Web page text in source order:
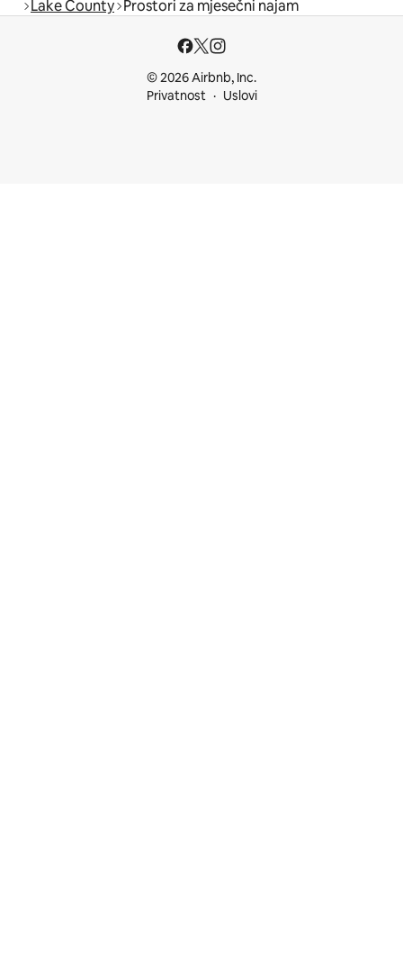
Lake County Prostori za mjesečni najam
© 2026 Airbnb, Inc.
Privatnost
Uslovi